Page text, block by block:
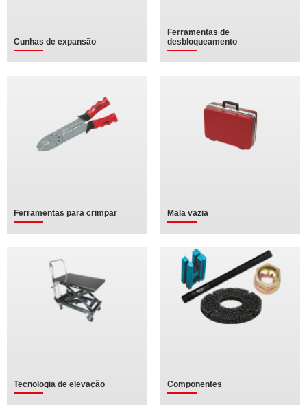
Cunhas de expansão
Ferramentas de
desbloqueamento
Ferramentas para crimpar Mala vazia
Tecnologia de elevação Componentes